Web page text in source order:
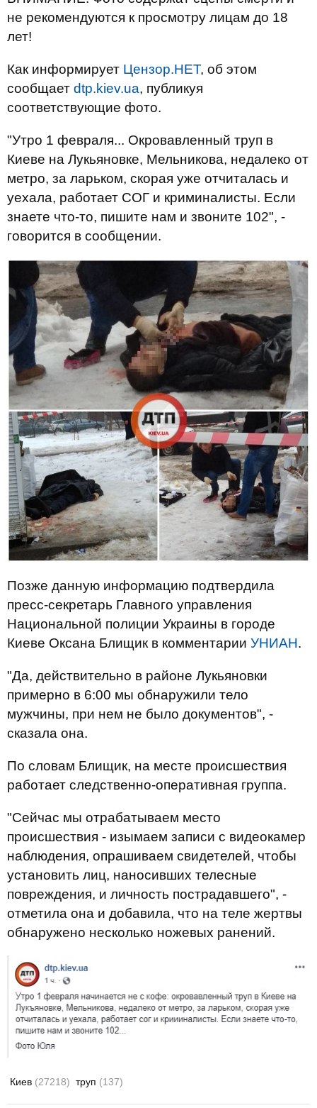
не рекомендуются к просмотру лицам до 18
лет!
Как информирует Цензор.НЕТ, об этом
сообщает dtp.kiev.ua, публикуя
соответствующие фото.
"Утро 1 февраля... Окровавленный труп в
Киеве на Лукьяновке, Мельникова, недалеко от
метро, за ларьком, скорая уже отчиталась и
уехала, работает СОГ и криминалисты. Если
знаете что-то, пишите нам и звоните 102", -
говорится в сообщении.
Позже данную информацию подтвердила
пресс-секретарь Главного управления
Национальной полиции Украины в городе
Киеве Оксана Блищик в комментарии УНИАН.
"Да, действительно в районе Лукьяновки
примерно в 6:00 мы обнаружили тело
мужчины, при нем не было документов", -
сказала она.
По словам Блищик, на месте происшествия
работает следственно-оперативная группа.
"Сейчас мы отрабатываем место
происшествия - изымаем записи с видеокамер
наблюдения, опрашиваем свидетелей, чтобы
установить лиц, наносивших телесные
повреждения, и личность пострадавшего", -
отметила она и добавила, что на теле жертвы
обнаружено несколько ножевых ранений.
Киев (27218) труп (137)